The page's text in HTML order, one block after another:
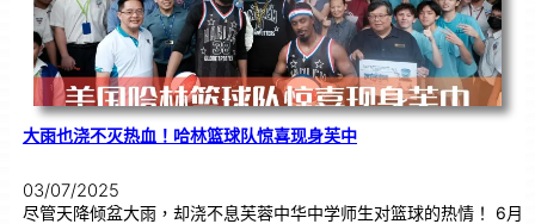
大雨也浇不灭热血！哈林篮球队惊喜现身芙中
03/07/2025
尽管天降倾盆大雨，却浇不息芙蓉中华中学师生对篮球的热情！ 6月